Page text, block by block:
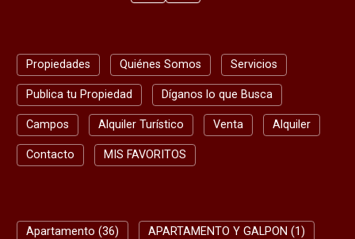
Propiedades Quiénes Somos Servicios
Publica tu Propiedad Díganos lo que Busca
Campos Alquiler Turístico Venta Alquiler
Contacto MIS FAVORITOS
Apartamento (36) APARTAMENTO Y GALPON (1)